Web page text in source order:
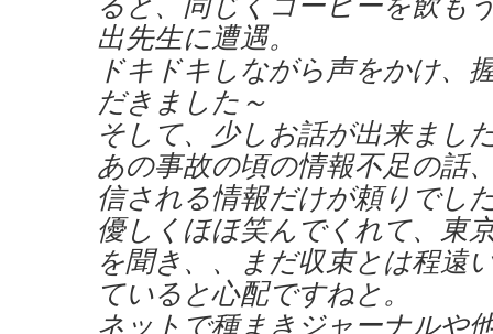
出先生に遭遇。
ドキドキしながら声をかけ、
だきました～
そして、少しお話が出来まし
あの事故の頃の情報不足の話
信される情報だけが頼りでし
優しくほほ笑んでくれて、東
を聞き、、まだ収束とは程遠
ていると心配ですねと。
ネットで種まきジャーナルや